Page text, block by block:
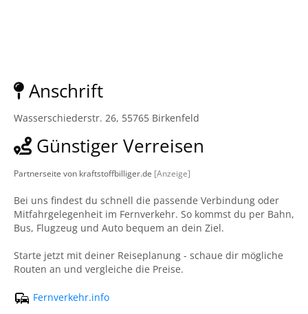
Anschrift
Wasserschiederstr. 26, 55765 Birkenfeld
Günstiger Verreisen
Partnerseite von kraftstoffbilliger.de [Anzeige]
Bei uns findest du schnell die passende Verbindung oder
Mitfahrgelegenheit im Fernverkehr. So kommst du per Bahn,
Bus, Flugzeug und Auto bequem an dein Ziel.
Starte jetzt mit deiner Reiseplanung - schaue dir mögliche
Routen an und vergleiche die Preise.
Fernverkehr.info